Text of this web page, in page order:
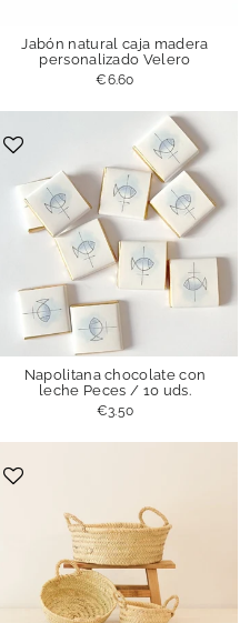
Jabón natural caja madera
personalizado Velero
€6.60
Napolitana chocolate con
leche Peces / 10 uds.
€3.50